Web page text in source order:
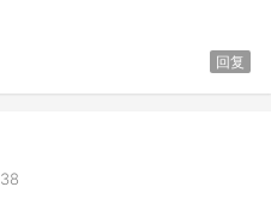
回复